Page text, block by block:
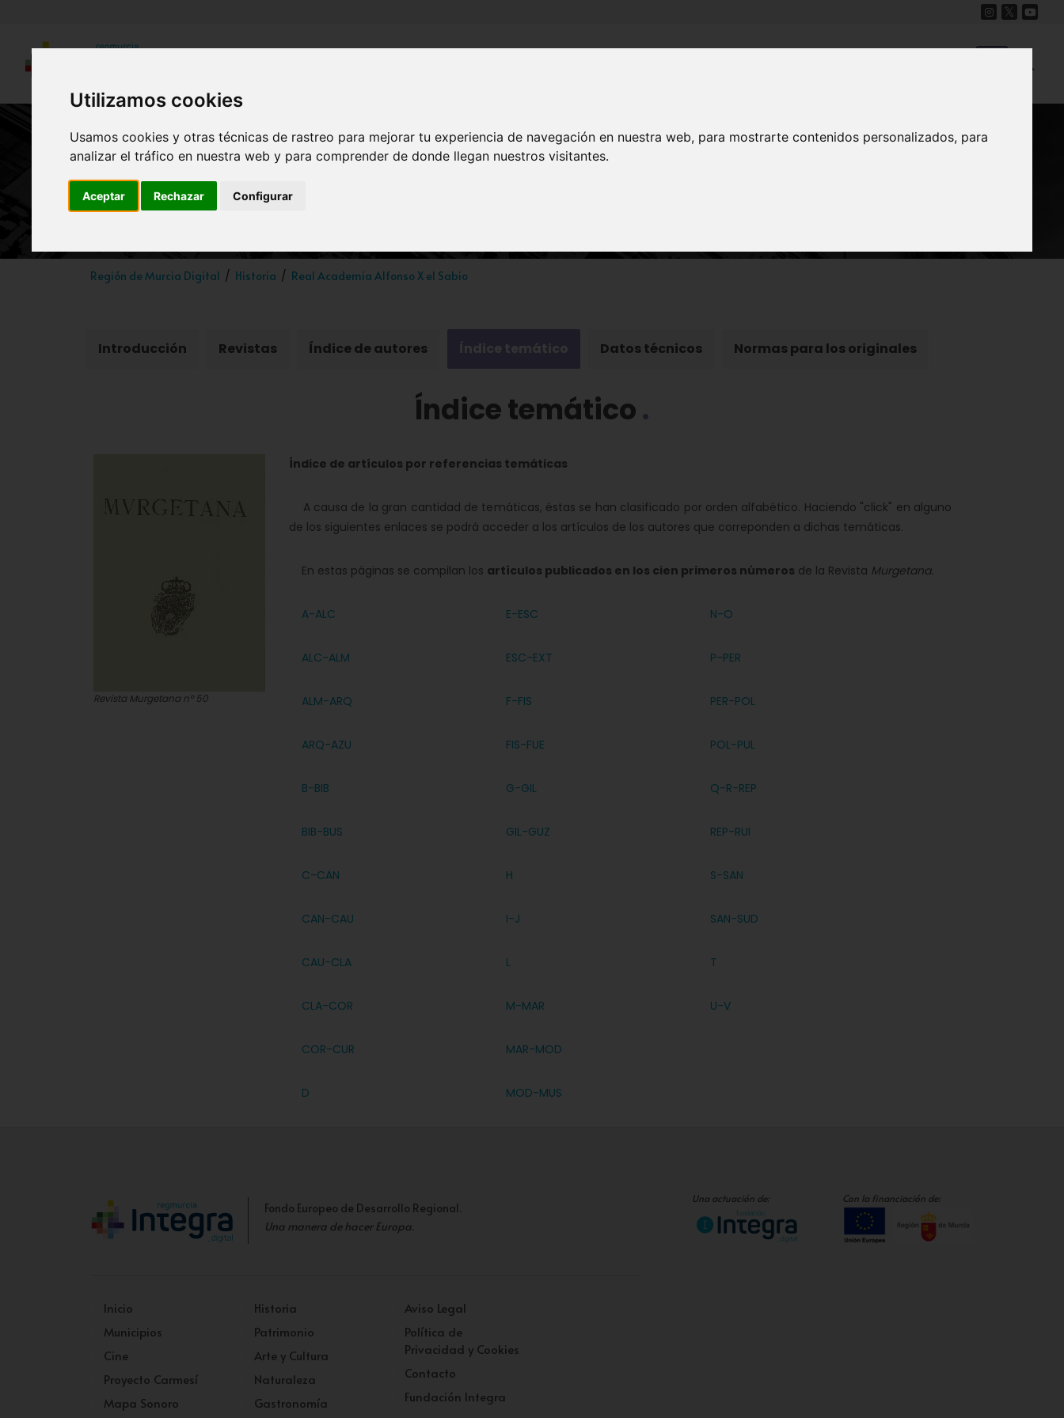
Utilizamos cookies
Usamos cookies y otras técnicas de rastreo para mejorar tu experiencia de navegación en nuestra web, para mostrarte contenidos personalizados, para
analizar el tráfico en nuestra web y para comprender de donde llegan nuestros visitantes.
Aceptar Rechazar Configurar
HISTORIA
Región de Murcia Digital Historia Real Academia Alfonso X el Sabio
Introducción Revistas Índice de autores Índice temático Datos técnicos Normas para los originales
Índice temático
Revista Murgetana nº 50
Índice de artículos por referencias temáticas
A causa de la gran cantidad de temáticas, éstas se han clasificado por orden alfabético. Haciendo "click" en alguno
de los siguientes enlaces se podrá acceder a los artículos de los autores que correponden a dichas temáticas.
En estas páginas se compilan los artículos publicados en los cien primeros números de la Revista Murgetana.
A-ALC
ALC-ALM
ALM-ARQ
ARQ-AZU
B-BIB
BIB-BUS
C-CAN
CAN-CAU
CAU-CLA
CLA-COR
COR-CUR
D
E-ESC
ESC-EXT
F-FIS
FIS-FUE
G-GIL
GIL-GUZ
H
I-J
L
M-MAR
MAR-MOD
MOD-MUS
N-O
P-PER
PER-POL
POL-PUL
Q-R-REP
REP-RUI
S-SAN
SAN-SUD
T
U-V
Fondo Europeo de Desarrollo Regional.
Una manera de hacer Europa.
Inicio
Municipios
Cine
Proyecto Carmesí
Mapa Sonoro
Historia
Patrimonio
Arte y Cultura
Naturaleza
Gastronomía
Aviso Legal
Política de
Privacidad y Cookies
Contacto
Fundación Integra
Una actuación de: Con la financiación de: